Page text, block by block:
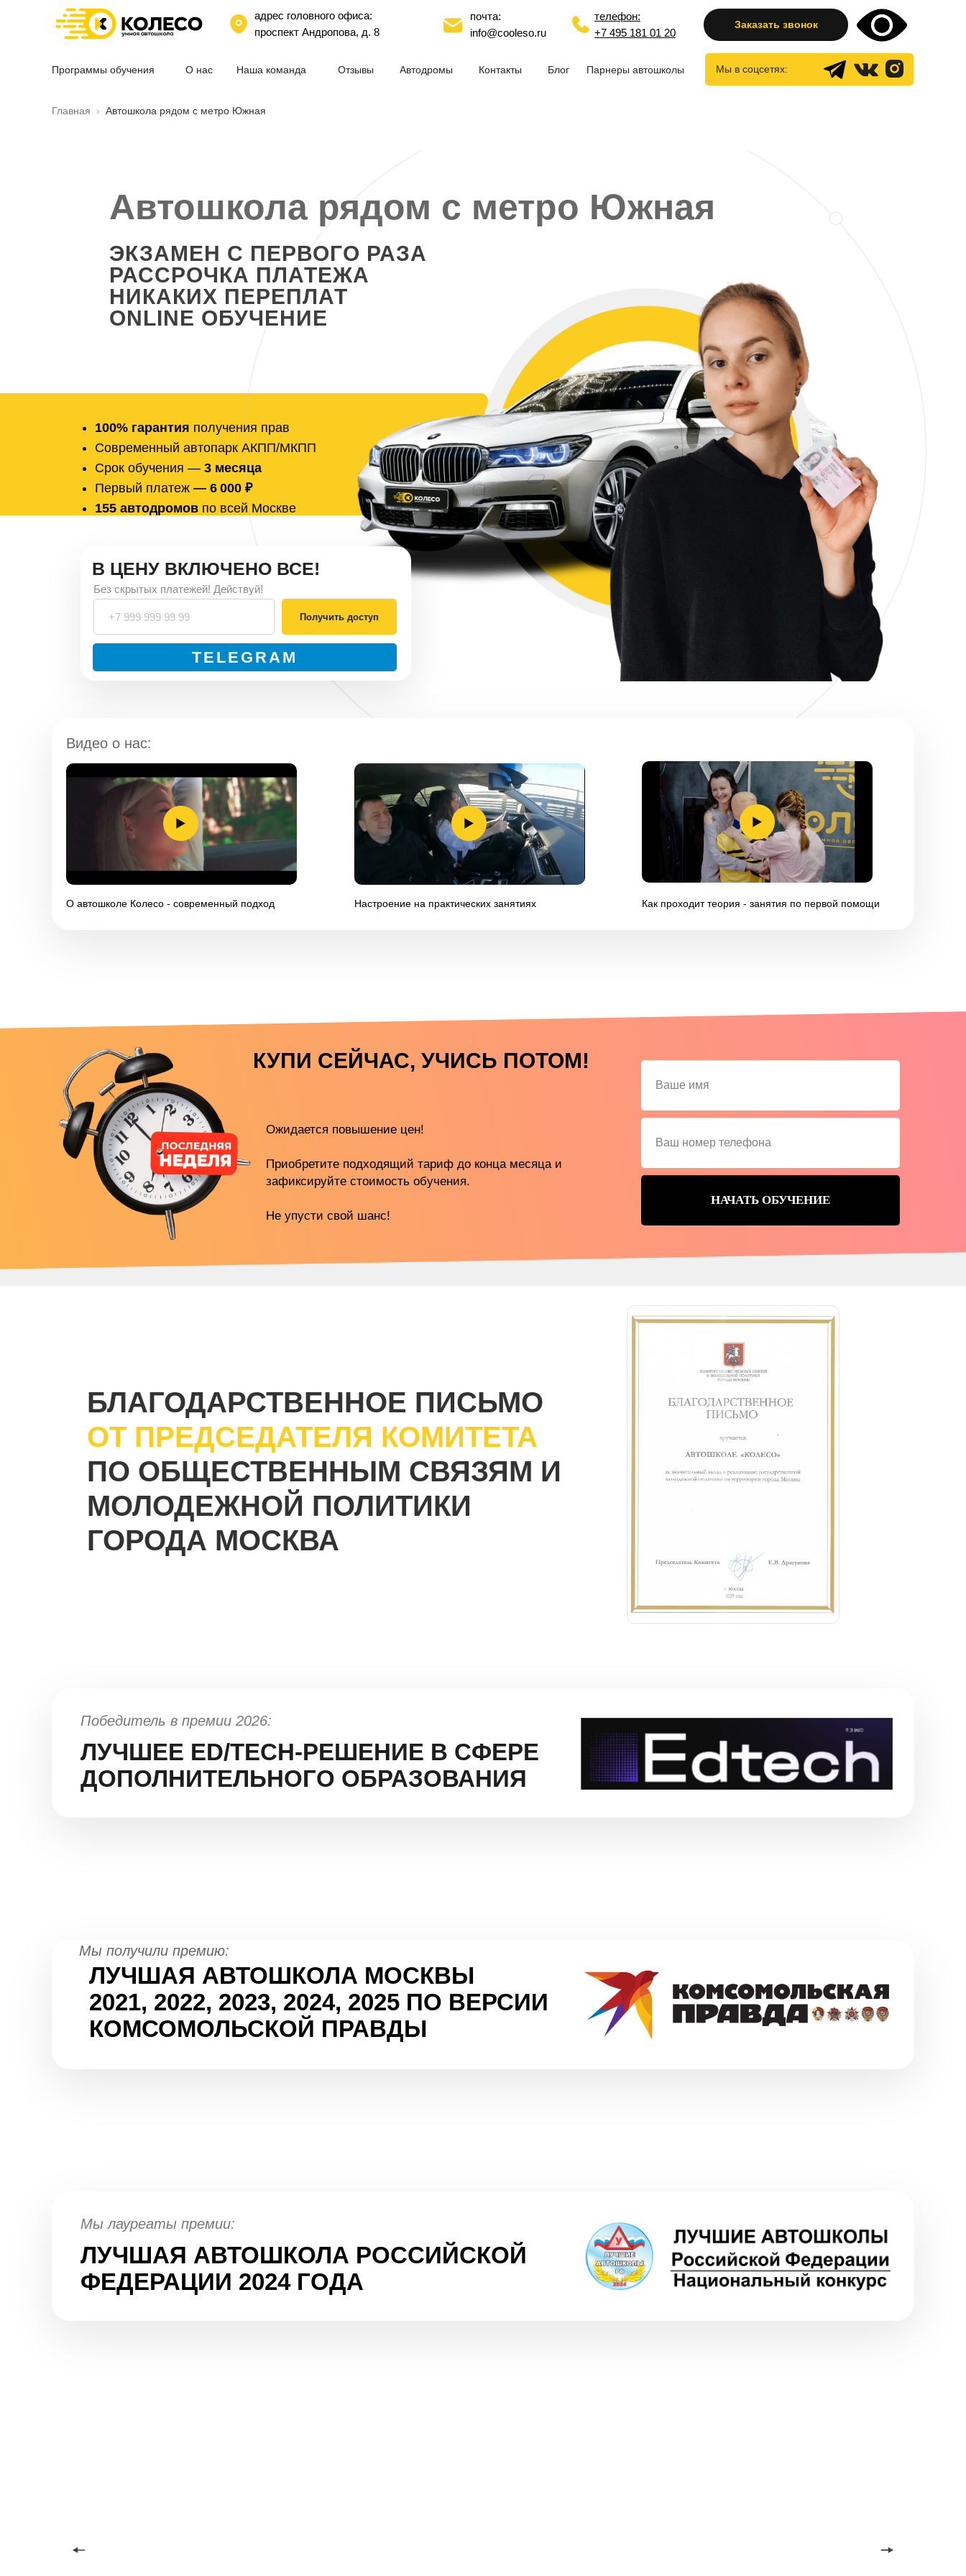
Мы в соцсетях:
Парнеры автошколы
Блог
Контакты
Автодромы
Отзывы
Наша команда
О нас
Программы обучения
Заказать звонок
почта:
info@cooleso.ru
адрес головного офиса:
проспект Андропова, д. 8
телефон:
+7 495 181 01 20
Главная › Автошкола рядом с метро Южная
100% гарантия получения прав
Современный автопарк АКПП/МКПП
Срок обучения — 3 месяца
Первый платеж — 6 000 ₽
155 автодромов по всей Москве
Автошкола рядом с метро Южная
ЭКЗАМЕН С ПЕРВОГО РАЗА
РАССРОЧКА ПЛАТЕЖА
НИКАКИХ ПЕРЕПЛАТ
ONLINE ОБУЧЕНИЕ
Без скрытых платежей! Действуй!
Получить доступ
В ЦЕНУ ВКЛЮЧЕНО ВСЕ!
TELEGRAM
скрытых платежей и комиссий. Действуй!
Видео о нас:
О автошколе Колесо - современный подход Настроение на практических занятиях Как проходит теория - занятия по первой помощи
НАЧАТЬ ОБУЧЕНИЕ
КУПИ СЕЙЧАС, УЧИСЬ ПОТОМ!
Ожидается повышение цен!
Приобретите подходящий тариф до конца месяца и
зафиксируйте стоимость обучения.
Не упусти свой шанс!
БЛАГОДАРСТВЕННОЕ ПИСЬМО
ОТ ПРЕДСЕДАТЕЛЯ КОМИТЕТА
ПО ОБЩЕСТВЕННЫМ СВЯЗЯМ И
МОЛОДЕЖНОЙ ПОЛИТИКИ
ГОРОДА МОСКВА
Победитель в премии 2026:
ЛУЧШЕЕ ED/TECH-РЕШЕНИЕ В СФЕРЕ
ДОПОЛНИТЕЛЬНОГО ОБРАЗОВАНИЯ
Мы получили премию:
ЛУЧШАЯ АВТОШКОЛА МОСКВЫ
2021, 2022, 2023, 2024, 2025 ПО ВЕРСИИ
КОМСОМОЛЬСКОЙ ПРАВДЫ
Мы лауреаты премии:
ЛУЧШАЯ АВТОШКОЛА РОССИЙСКОЙ
ФЕДЕРАЦИИ 2024 ГОДА